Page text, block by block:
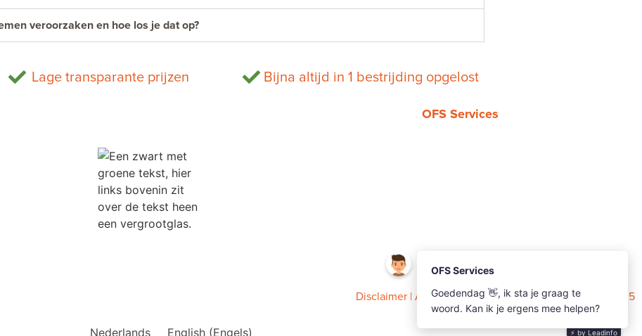
veroorzaken en hoe los je dat op?
Lage transparante prijzen Bijna altijd in 1 bestrijding opgelost
OFS Services
Disclaimer | Algemene voorwaarden| OFS Services 2025
Nederlands English(Engels)